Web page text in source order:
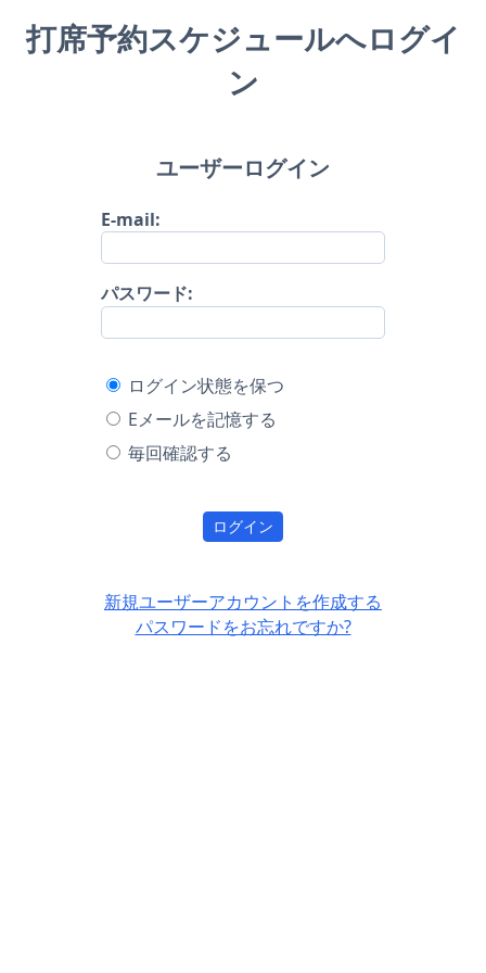
打席予約スケジュールへログイ
ン
ユーザーログイン
E-mail:
パスワード:
ログイン状態を保つ
Eメールを記憶する
毎回確認する
ログイン
新規ユーザーアカウントを作成する
パスワードをお忘れですか?